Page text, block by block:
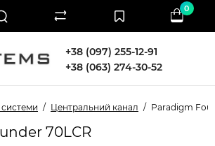
+38 (097) 255-12-91
+38 (063) 274-30-52
0
системи Центральний канал Paradigm
70LCR